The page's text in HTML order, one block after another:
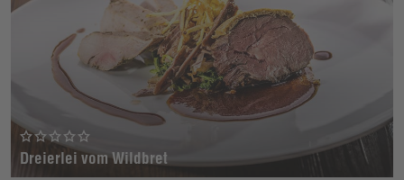
Dreierlei vom Wildbret